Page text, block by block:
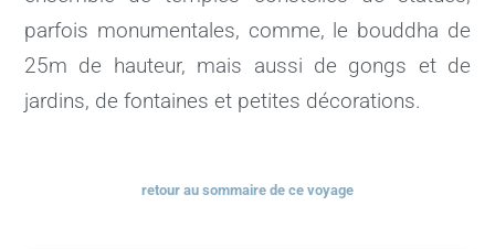
parfois monumentales, comme, le bouddha de
25m de hauteur, mais aussi de gongs et de
jardins, de fontaines et petites décorations.
retour au sommaire de ce voyage